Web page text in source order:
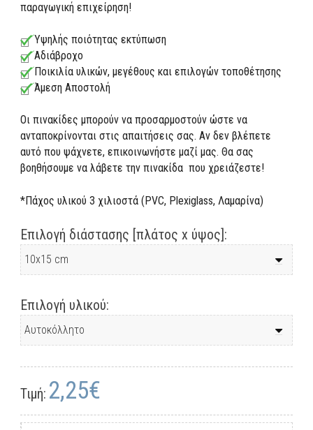
παραγωγική επιχείρηση!
Υψηλής ποιότητας εκτύπωση
Αδιάβροχο
Ποικιλία υλικών, μεγέθους και επιλογών τοποθέτησης
Άμεση Αποστολή
Οι πινακίδες μπορούν να προσαρμοστούν ώστε να
ανταποκρίνονται στις απαιτήσεις σας. Αν δεν βλέπετε
αυτό που ψάχνετε, επικοινωνήστε μαζί μας. Θα σας
βοηθήσουμε να λάβετε την πινακίδα που χρειάζεστε!
*Πάχος υλικού 3 χιλιοστά (PVC, Plexiglass, Λαμαρίνα)
Επιλογή διάστασης [πλάτος x ύψος]:
Επιλογή υλικού:
Τιμή: 2,25€